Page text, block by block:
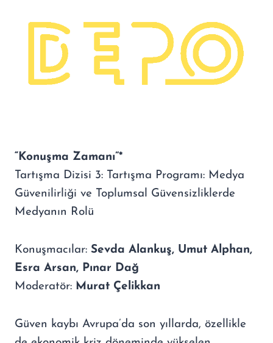
“Konuşma Zamanı”*
Tartışma Dizisi 3: Tartışma Programı: Medya
Güvenilirliği ve Toplumsal Güvensizliklerde
Medyanın Rolü
Konuşmacılar: Sevda Alankuş, Umut Alphan,
Esra Arsan, Pınar Dağ
Moderatör: Murat Çelikkan
Güven kaybı Avrupa’da son yıllarda, özellikle